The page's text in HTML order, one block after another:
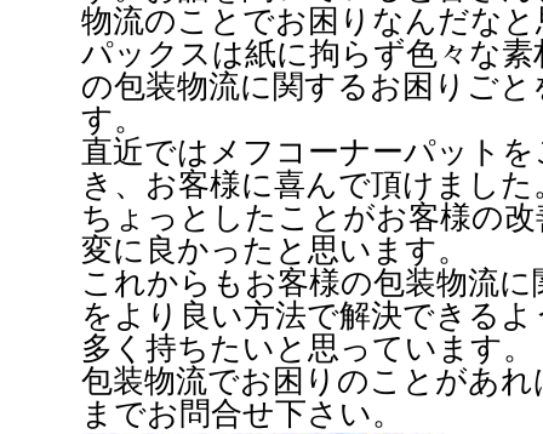
物流のことでお困りなんだな
パックスは紙に拘らず色々な素
の包装物流に関するお困りご
す。
直近ではメフコーナーパット
き、お客様に喜んで頂けました
ちょっとしたことがお客様の
変に良かったと思います。
これからもお客様の包装物流
をより良い方法で解決できる
多く持ちたいと思っています。
包装物流でお困りのことがあ
までお問合せ下さい。